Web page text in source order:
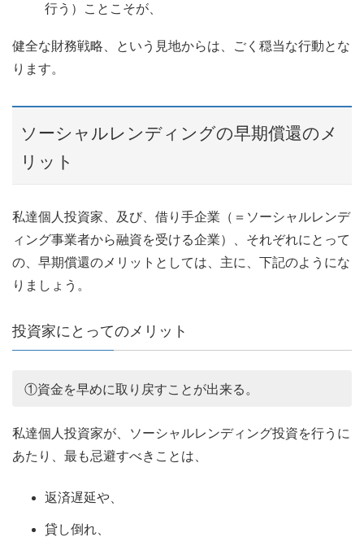
行う）ことこそが、
健全な財務戦略、という見地からは、ごく穏当な行動とな
ります。
ソーシャルレンディングの早期償還のメ
リット
私達個人投資家、及び、借り手企業（＝ソーシャルレンデ
ィング事業者から融資を受ける企業）、それぞれにとって
の、早期償還のメリットとしては、主に、下記のようにな
りましょう。
投資家にとってのメリット
①資金を早めに取り戻すことが出来る。
私達個人投資家が、ソーシャルレンディング投資を行うに
あたり、最も忌避すべきことは、
返済遅延や、
貸し倒れ、